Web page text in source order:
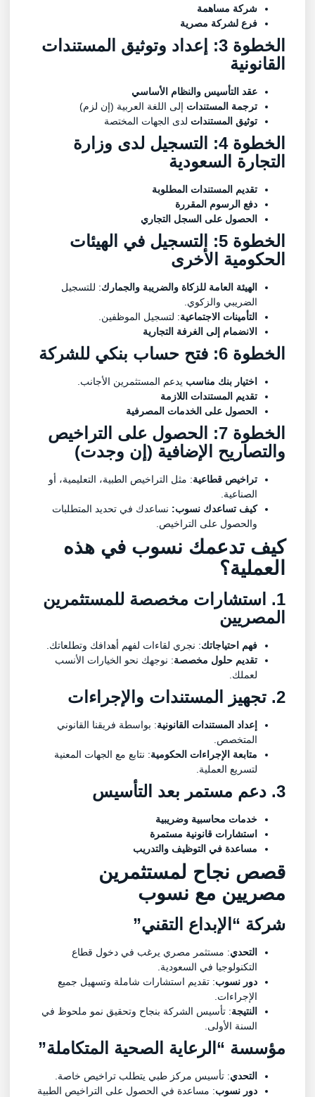
شركة مساهمة
فرع لشركة مصرية
الخطوة 3: إعداد وتوثيق المستندات
القانونية
عقد التأسيس والنظام الأساسي
ترجمة المستنداتإلى اللغة العربية (إن لزم)
توثيق المستنداتلدى الجهات المختصة
الخطوة 4: التسجيل لدى وزارة
التجارة السعودية
تقديم المستندات المطلوبة
دفع الرسوم المقررة
الحصول على السجل التجاري
الخطوة 5: التسجيل في الهيئات
الحكومية الأخرى
الهيئة العامة للزكاة والضريبة والجمارك: للتسجيل
الضريبي والزكوي.
التأمينات الاجتماعية: لتسجيل الموظفين.
الانضمام إلى الغرفة التجارية
الخطوة 6: فتح حساب بنكي للشركة
اختيار بنك مناسبيدعم المستثمرين الأجانب.
تقديم المستندات اللازمة
الحصول على الخدمات المصرفية
الخطوة 7: الحصول على التراخيص
والتصاريح الإضافية (إن وجدت)
تراخيص قطاعية: مثل التراخيص الطبية، التعليمية، أو
الصناعية.
كيف تساعدك نسوب:نساعدك في تحديد المتطلبات
والحصول على التراخيص.
كيف تدعمك نسوب في هذه
العملية؟
1. استشارات مخصصة للمستثمرين
المصريين
فهم احتياجاتك: نجري لقاءات لفهم أهدافك وتطلعاتك.
تقديم حلول مخصصة: نوجهك نحو الخيارات الأنسب
لعملك.
2. تجهيز المستندات والإجراءات
إعداد المستندات القانونية: بواسطة فريقنا القانوني
المتخصص.
متابعة الإجراءات الحكومية: نتابع مع الجهات المعنية
لتسريع العملية.
3. دعم مستمر بعد التأسيس
خدمات محاسبية وضريبية
استشارات قانونية مستمرة
مساعدة في التوظيف والتدريب
قصص نجاح لمستثمرين
مصريين مع نسوب
شركة “الإبداع التقني”
التحدي: مستثمر مصري يرغب في دخول قطاع
التكنولوجيا في السعودية.
دور نسوب: تقديم استشارات شاملة وتسهيل جميع
الإجراءات.
النتيجة: تأسيس الشركة بنجاح وتحقيق نمو ملحوظ في
السنة الأولى.
مؤسسة “الرعاية الصحية المتكاملة”
التحدي: تأسيس مركز طبي يتطلب تراخيص خاصة.
دور نسوب: مساعدة في الحصول على التراخيص الطبية